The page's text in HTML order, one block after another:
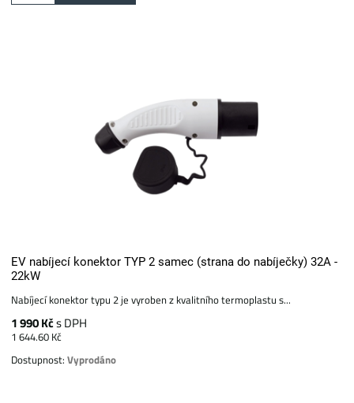
EV nabíjecí konektor TYP 2 samec (strana do nabíječky) 32A -
22kW
Nabíjecí konektor typu 2 je vyroben z kvalitního termoplastu s...
1 990 Kčs DPH
1 644.60 Kč
Dostupnost:Vyprodáno